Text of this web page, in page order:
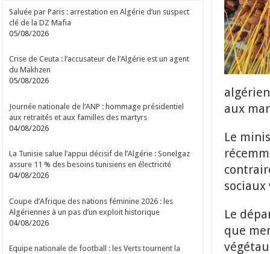
aux
Le
Le
que
Saluée par Paris : arrestation en Algérie d’un suspect
clé de la DZ Mafia
05/08/2026
Crise de Ceuta : l’accusateur de l’Algérie est un agent
du Makhzen
05/08/2026
Journée nationale de l’ANP : hommage présidentiel
aux retraités et aux familles des martyrs
04/08/2026
La Tunisie salue l’appui décisif de l’Algérie : Sonelgaz
assure 11 % des besoins tunisiens en électricité
04/08/2026
Coupe d’Afrique des nations féminine 2026 : les
Algériennes à un pas d’un exploit historique
04/08/2026
Equipe nationale de football : les Verts tournent la